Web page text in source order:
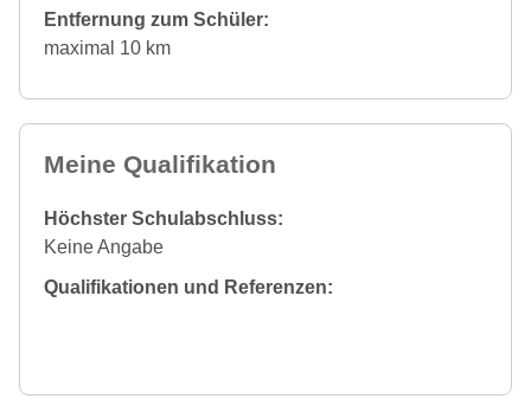
Entfernung zum Schüler:
maximal 10 km
Meine Qualifikation
Höchster Schulabschluss:
Keine Angabe
Qualifikationen und Referenzen: